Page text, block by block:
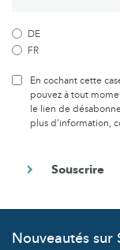
DE
FR
En cochant cette
pouvez à tout
le lien de
plus d’information,
Nouveautés sur